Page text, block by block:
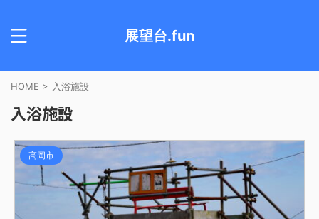
展望台.fun
HOME > 入浴施設
入浴施設
高岡市